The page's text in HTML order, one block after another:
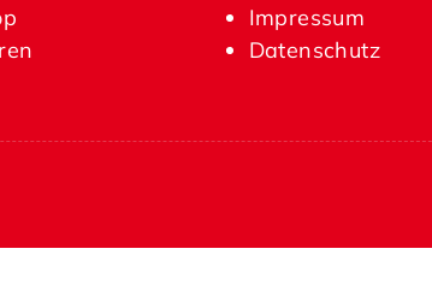
Impressum
Datenschutz